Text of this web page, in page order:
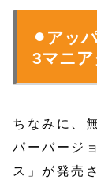
⚫︎アッ
3マニ
ちなみに、
パーバージ
ス」が発売